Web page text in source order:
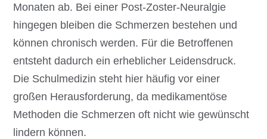
Monaten ab. Bei einer Post-Zoster-Neuralgie
hingegen bleiben die Schmerzen bestehen und
können chronisch werden. Für die Betroffenen
entsteht dadurch ein erheblicher Leidensdruck.
Die Schulmedizin steht hier häufig vor einer
großen Herausforderung, da medikamentöse
Methoden die Schmerzen oft nicht wie gewünscht
lindern können.